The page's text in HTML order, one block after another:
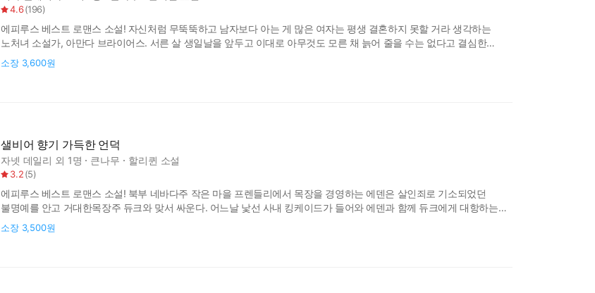
4.6(196)
에피루스 베스트 로맨스 소설! 자신처럼 무뚝뚝하고 남자보다 아는 게 많은 여자는 평생 결혼하지 못할 거라 생각하는
노처녀 소설가, 아만다 브라이어스. 서른 살 생일날을 앞두고 이대로 아무것도 모른 채 늙어 줄을 수는 없다고 결심한
그녀는 유명한 매춘굴의 마담을 찾아가 하룻밤 정열을 위한 의뢰를 한다. 그리고 마침내 생일날 저녁, 한 남자가 그녀의 집
문 앞에 나타났다. 믿을 수 없을 정도로 잘 생기고 저항할 수 없이 매력적인 그는 그녀가 한 번
소장 3,600원
샐비어 향기 가득한 언덕
자넷 데일리 외 1명 큰나무 할리퀸 소설
3.2(5)
에피루스 베스트 로맨스 소설! 북부 네바다주 작은 마을 프렌들리에서 목장을 경영하는 에덴은 살인죄로 기소되었던
불명예를 안고 거대한목장주 듀크와 맞서 싸운다. 어느날 낯선 사내 킹케이드가 들어와 에덴과 함께 듀크에게 대항하는데.
광활 한 목장을 무대로 펼쳐지는 장편 로맨스 소설.
소장 3,500원